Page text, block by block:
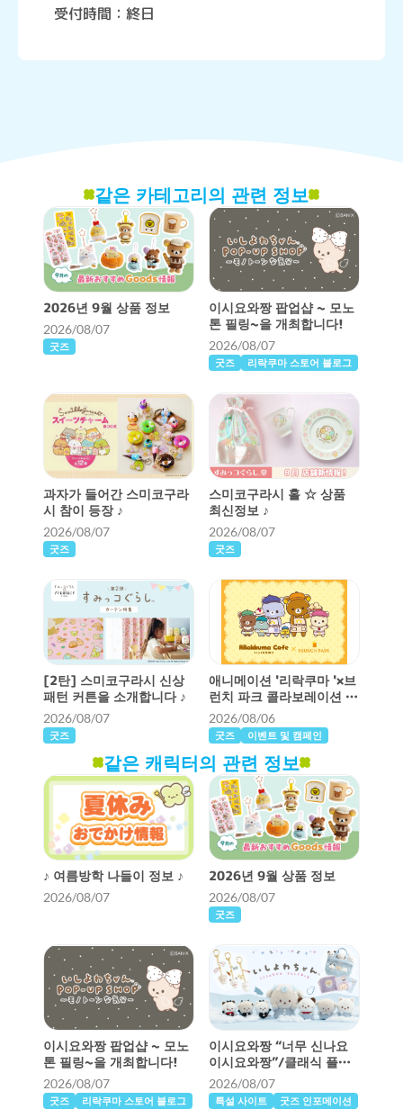
受付時間：終日
같은 카테고리의 관련 정보
2026년 9월 상품 정보
2026/08/07
굿즈
이시요와짱 팝업샵 ~ 모노
톤 필링~을 개최합니다!
2026/08/07
굿즈 리락쿠마 스토어 블로그
과자가 들어간 스미코구라
시 참이 등장 ♪
2026/08/07
굿즈
스미코구라시 홀 ☆ 상품
최신정보 ♪
2026/08/07
굿즈
[2탄] 스미코구라시 신상
패턴 커튼을 소개합니다 ♪
2026/08/07
굿즈
애니메이션 '리락쿠마 '×브
런치 파크 콜라보레이션 카
페가 개최됩니다!
2026/08/06
굿즈 이벤트 및 캠페인
같은 캐릭터의 관련 정보
♪ 여름방학 나들이 정보 ♪
2026/08/07
2026년 9월 상품 정보
2026/08/07
굿즈
이시요와짱 팝업샵 ~ 모노
톤 필링~을 개최합니다!
2026/08/07
굿즈 리락쿠마 스토어 블로그
이시요와짱 “너무 신나요
이시요와짱”/클래식 플러
시 토이 잡화
2026/08/07
특설 사이트 굿즈 인포메이션